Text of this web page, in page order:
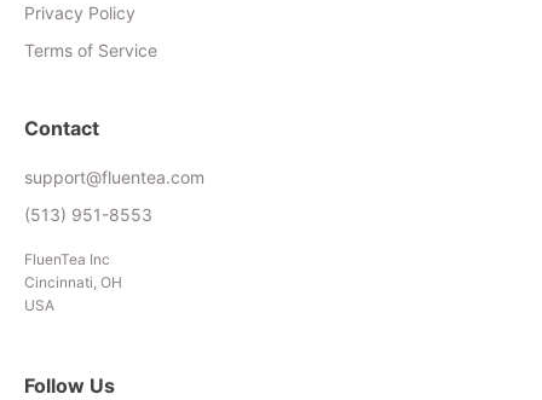
Privacy Policy
Terms of Service
Contact
support@fluentea.com
(513) 951-8553
FluenTea Inc
Cincinnati, OH
USA
Follow Us